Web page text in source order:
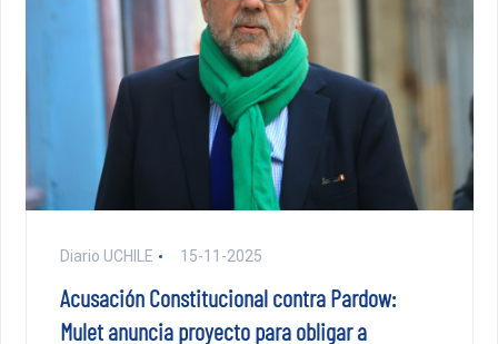
Diario UCHILE 15-11-2025
Acusación Constitucional contra Pardow:
Mulet anuncia proyecto para obligar a